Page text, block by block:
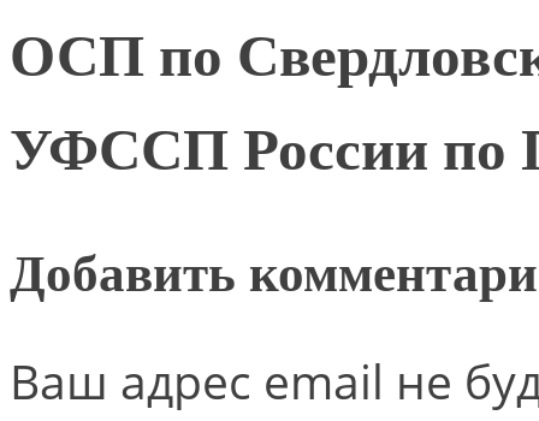
ОСП по
УФССП России по
Добавить
Ваш адрес email не